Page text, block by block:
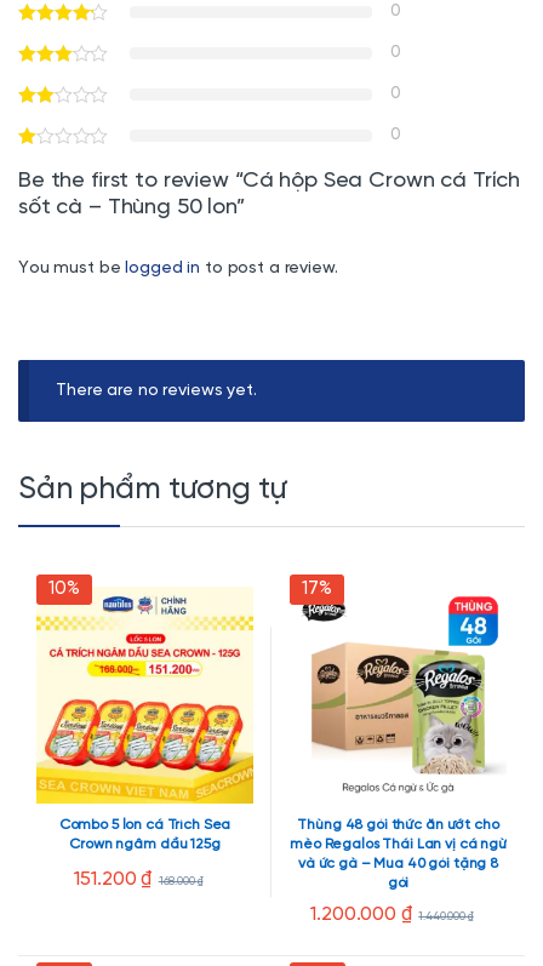
0
0
0
0
Be the first to review “Cá hộp Sea Crown cá Trích
sốt cà – Thùng 50 lon”
You must be logged in to post a review.
There are no reviews yet.
Sản phẩm tương tự
10%
Combo 5 lon cá Trích Sea
Crown ngâm dầu 125g
151.200₫ 168.000₫
17%
Thùng 48 gói thức ăn ướt cho
mèo Regalos Thái Lan vị cá ngừ
và ức gà – Mua 40 gói tặng 8
gói
1.200.000 ₫ 1.440.000₫